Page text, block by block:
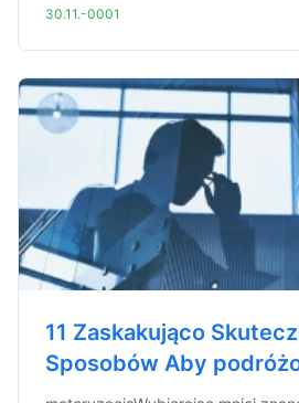
30.11.-0001
11 Zaskakująco
Sposobów Aby